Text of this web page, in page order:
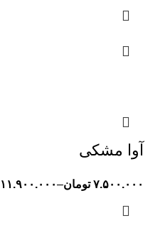
آوا مشکی
۷.۵۰۰.۰۰۰ تومان–۱۱.۹۰۰.۰۰۰